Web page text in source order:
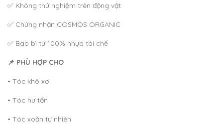
✅ Không thử nghiệm trên động vật
✅ Chứng nhận COSMOS ORGANIC
✅ Bao bì từ 100% nhựa tái chế
📌 PHÙ HỢP CHO
• Tóc khô xơ
• Tóc hư tổn
• Tóc xoăn tự nhiên